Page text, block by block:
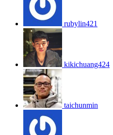
rubylin421
kikichuang424
taichunmin